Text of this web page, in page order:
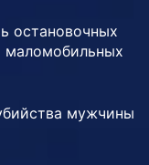
остановочных
маломобильных
мужчины